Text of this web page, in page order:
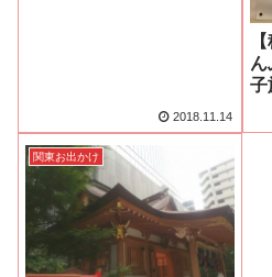
2018.11.14
子
関東お出かけ